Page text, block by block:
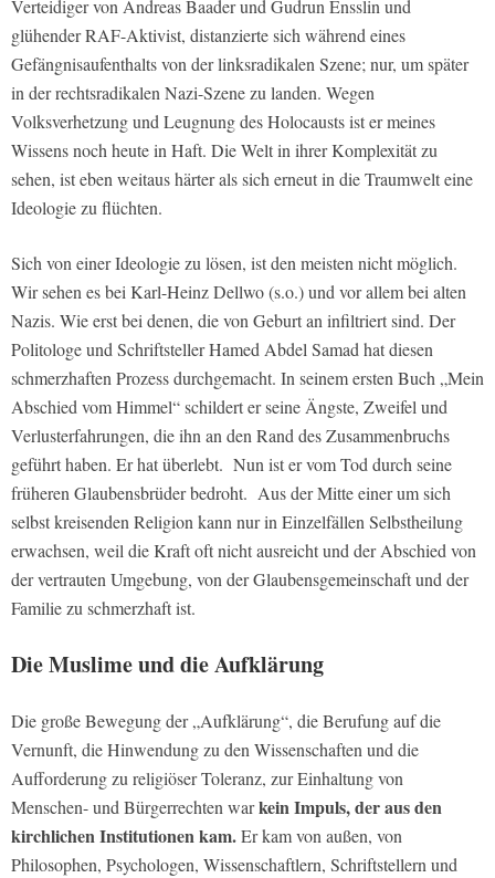
Verteidiger von Andreas Baader und Gudrun Ensslin und
glühender RAF-Aktivist, distanzierte sich während eines
Gefängnisaufenthalts von der linksradikalen Szene; nur, um später
in der rechtsradikalen Nazi-Szene zu landen. Wegen
Volksverhetzung und Leugnung des Holocausts ist er meines
Wissens noch heute in Haft. Die Welt in ihrer Komplexität zu
sehen, ist eben weitaus härter als sich erneut in die Traumwelt eine
Ideologie zu flüchten.
Sich von einer Ideologie zu lösen, ist den meisten nicht möglich.
Wir sehen es bei Karl-Heinz Dellwo (s.o.) und vor allem bei alten
Nazis. Wie erst bei denen, die von Geburt an infiltriert sind. Der
Politologe und Schriftsteller Hamed Abdel Samad hat diesen
schmerzhaften Prozess durchgemacht. In seinem ersten Buch „Mein
Abschied vom Himmel“ schildert er seine Ängste, Zweifel und
Verlusterfahrungen, die ihn an den Rand des Zusammenbruchs
geführt haben. Er hat überlebt. Nun ist er vom Tod durch seine
früheren Glaubensbrüder bedroht. Aus der Mitte einer um sich
selbst kreisenden Religion kann nur in Einzelfällen Selbstheilung
erwachsen, weil die Kraft oft nicht ausreicht und der Abschied von
der vertrauten Umgebung, von der Glaubensgemeinschaft und der
Familie zu schmerzhaft ist.
Die Muslime und die Aufklärung
Die große Bewegung der „Aufklärung“, die Berufung auf die
Vernunft, die Hinwendung zu den Wissenschaften und die
Aufforderung zu religiöser Toleranz, zur Einhaltung von
Menschen- und Bürgerrechten warkein Impuls, der aus den
kirchlichen Institutionen kam.Er kam von außen, von
Philosophen, Psychologen, Wissenschaftlern, Schriftstellern und